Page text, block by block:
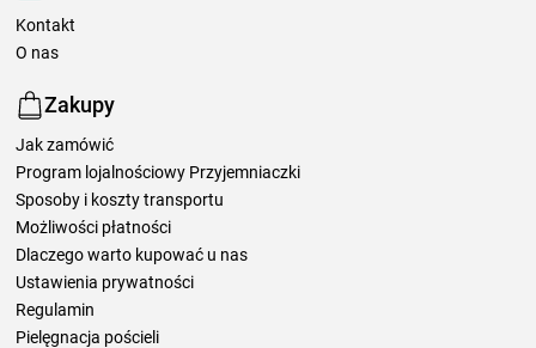
Kontakt
O nas
Zakupy
Jak zamówić
Program lojalnościowy Przyjemniaczki
Sposoby i koszty transportu
Możliwości płatności
Dlaczego warto kupować u nas
Ustawienia prywatności
Regulamin
Pielęgnacja pościeli